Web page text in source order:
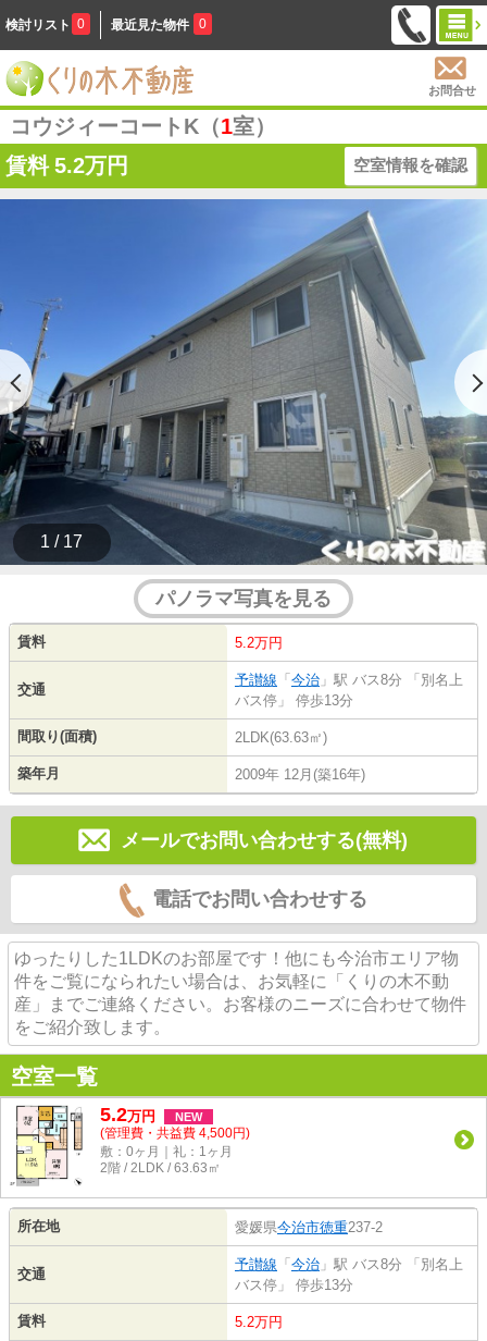
検討リスト 0 最近見た物件 0
お問合せ
コウジィーコートK（1室）
賃料 5.2万円 空室情報を確認
1 / 17
パノラマ写真を見る
賃料 5.2万円
交通
予讃線 「 今治 」駅 バス8分 「別名上
バス停」 停歩13分
間取り(面積) 2LDK(63.63㎡)
築年月 2009年 12月(築16年)
メールでお問い合わせする(無料)
電話でお問い合わせする
ゆったりした1LDKのお部屋です！他にも今治市エリア物
件をご覧になられたい場合は、お気軽に「くりの木不動
産」までご連絡ください。お客様のニーズに合わせて物件
をご紹介致します。
空室一覧
5.2万円 NEW
(管理費・共益費 4,500円)
敷：0ヶ月｜礼：1ヶ月
2階 / 2LDK / 63.63㎡
所在地 愛媛県今治市徳重237-2
交通
予讃線 「 今治 」駅 バス8分 「別名上
バス停」 停歩13分
賃料 5.2万円